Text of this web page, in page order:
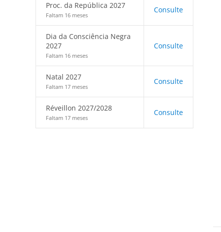
Proc. da República 2027
Faltam 16 meses
Consulte
Dia da Consciência Negra
2027
Faltam 16 meses
Consulte
Natal 2027
Faltam 17 meses
Consulte
Réveillon 2027/2028
Faltam 17 meses
Consulte